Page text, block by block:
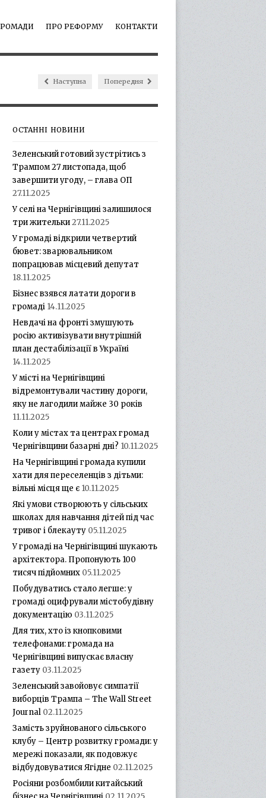
ПРО РЕФОРМУ КОНТАКТИ
Наступна Попередня
ОСТАННІ НОВИНИ
Зеленський готовий зустрітись з
Трампом 27 листопада, щоб
завершити угоду, – глава ОП
27.11.2025
У селі на Чернігівщині залишилося
три жительки27.11.2025
У громаді відкрили четвертий
бювет: зварювальником
попрацював місцевий депутат
18.11.2025
Бізнес взявся латати дороги в
громаді 14.11.2025
Невдачі на фронті змушують
росію активізувати внутрішній
план дестабілізації в Україні
14.11.2025
У місті на Чернігівщині
відремонтували частину дороги,
яку не лагодили майже 30 років
11.11.2025
Коли у містах та центрах громад
Чернігівщини базарні дні? 10.11.2025
На Чернігівщині громада купили
хати для переселенців з дітьми:
вільні місця ще є 10.11.2025
Які умови створюють у сільських
школах для навчання дітей під час
тривог і блекауту 05.11.2025
У громаді на Чернігівщині шукають
архітектора. Пропонують 100
тисяч підйомних 05.11.2025
Побудуватись стало легше: у
громаді оцифрували містобудівну
документацію 03.11.2025
Для тих, хто із кнопковими
телефонами: громада на
Чернігівщині випускає власну
газету 03.11.2025
Зеленський завойовує симпатії
виборців Трампа – The Wall Street
Journal 02.11.2025
Замість зруйнованого сільського
клубу – Центр розвитку громади: у
мережі показали, як подовжує
відбудовуватися Ягідне 02.11.2025
Росіяни розбомбили китайський